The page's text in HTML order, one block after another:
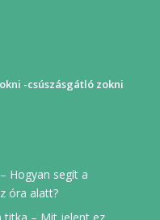
-csúszásgátló zokni
Hogyan segít a
óra alatt?